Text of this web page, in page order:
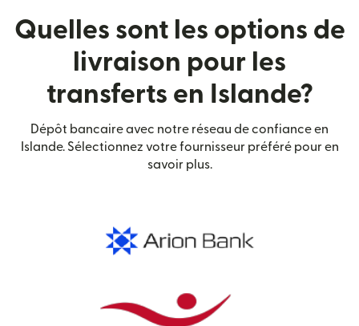
Quelles sont les options de
livraison pour les
transferts en Islande?
Dépôt bancaire avec notre réseau de confiance en
Islande. Sélectionnez votre fournisseur préféré pour en
savoir plus.